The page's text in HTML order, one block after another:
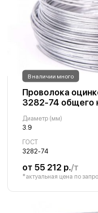
В наличии много
Проволока
3282-74 общего
Диаметр (мм)
3.9
ГОСТ
3282-74
от 55 212 р./т
*актуальная цена по